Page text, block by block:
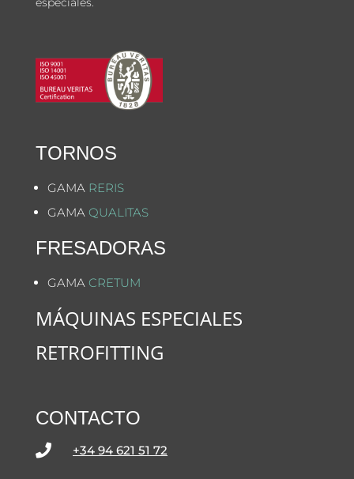
TORNOS
GAMA RERIS
GAMA QUALITAS
FRESADORAS
GAMA CRETUM
MÁQUINAS ESPECIALES
RETROFITTING
CONTACTO
 +34 94 621 51 72